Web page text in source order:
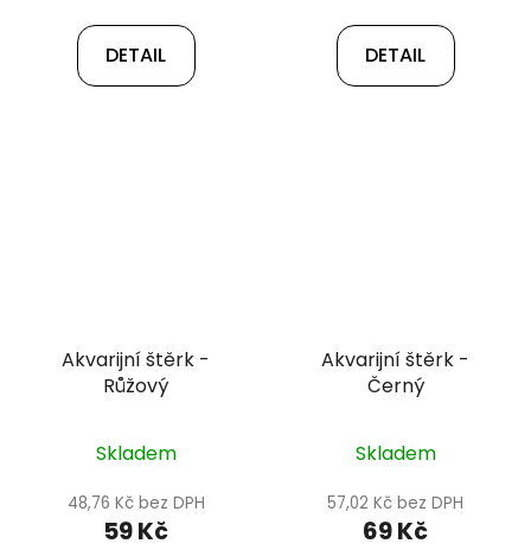
DETAIL DETAIL
Akvarijní štěrk -
Růžový
Skladem
48,76 Kč bez DPH
59 Kč
Akvarijní štěrk -
Černý
Skladem
57,02 Kč bez DPH
69 Kč